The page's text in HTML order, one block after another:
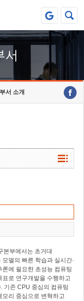
서
부서 소개
본부에서는 초거대
모델의 빠른 학습과 실시간·
론에 필요한 초성능 컴퓨팅
표로 연구개발을 수행하고
기존 CPU 중심의 컴퓨팅
모리 중심으로 변혁하고